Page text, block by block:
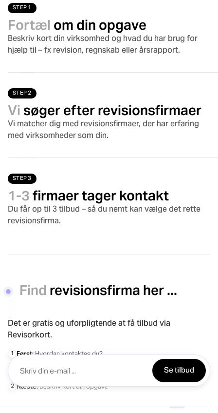
STEP 1
Fortæl om din opgave
Beskriv kort din virksomhed og hvad du har brug for
hjælp til – fx revision, regnskab eller årsrapport.
STEP 2
Vi søger efter revisionsfirmaer
Vi matcher dig med revisionsfirmaer, der har erfaring
med virksomheder som din.
STEP 3
1-3firmaer tager kontakt
Du får op til 3 tilbud – så du nemt kan vælge det rette
revisionsfirma.
Find revisionsfirma her ...
Det er gratis og uforpligtende at få tilbud via
Revisorkort.
1 Først:Hvordan kontaktes du?
Se tilbud
2 Næste:Beskriv kort din opgave